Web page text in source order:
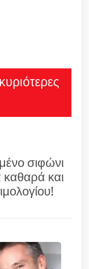
σιφώνι
και